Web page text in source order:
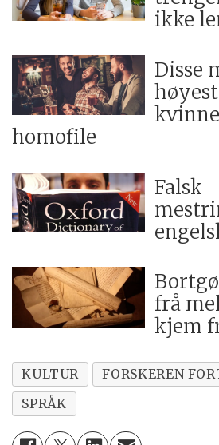
ikke
Disse
homofile
Falsk
frå
kjem
KULTUR
FORSKEREN
SPRÅK